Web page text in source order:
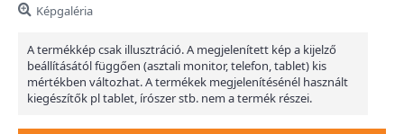
Képgaléria
A termékkép csak illusztráció. A megjelenített kép a kijelző
beállításától függően (asztali monitor, telefon, tablet) kis
mértékben változhat. A termékek megjelenítésénél használt
kiegészítők pl tablet, írószer stb. nem a termék részei.